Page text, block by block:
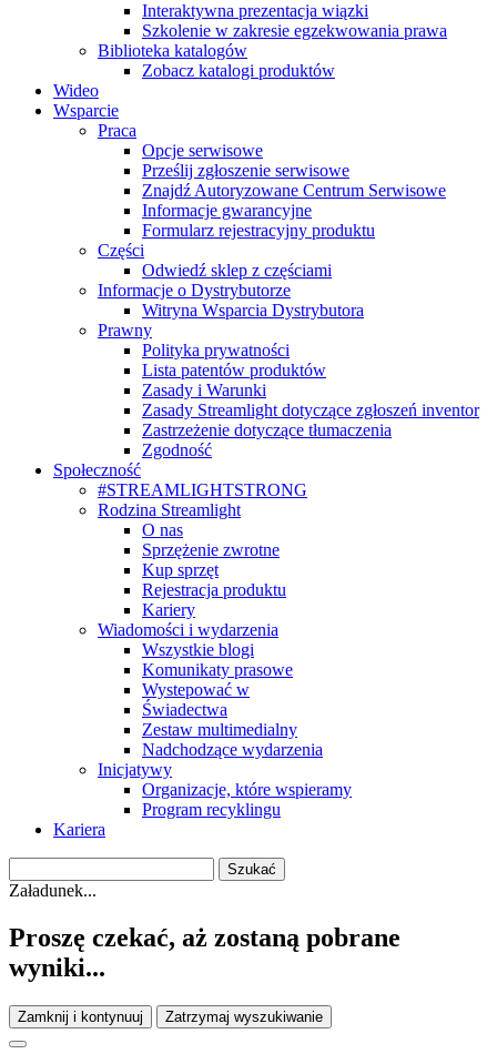
Interaktywna prezentacja wiązki
Szkolenie w zakresie egzekwowania prawa
Biblioteka katalogów
Zobacz katalogi produktów
Wideo
Wsparcie
Praca
Opcje serwisowe
Prześlij zgłoszenie serwisowe
Znajdź Autoryzowane Centrum Serwisowe
Informacje gwarancyjne
Formularz rejestracyjny produktu
Części
Odwiedź sklep z częściami
Informacje o Dystrybutorze
Witryna Wsparcia Dystrybutora
Prawny
Polityka prywatności
Lista patentów produktów
Zasady i Warunki
Zasady Streamlight dotyczące zgłoszeń inventor
Zastrzeżenie dotyczące tłumaczenia
Zgodność
Społeczność
#STREAMLIGHTSTRONG
Rodzina Streamlight
O nas
Sprzężenie zwrotne
Kup sprzęt
Rejestracja produktu
Kariery
Wiadomości i wydarzenia
Wszystkie blogi
Komunikaty prasowe
Wystepować w
Świadectwa
Zestaw multimedialny
Nadchodzące wydarzenia
Inicjatywy
Organizacje, które wspieramy
Program recyklingu
Kariera
Załadunek...
Proszę czekać, aż zostaną pobrane
wyniki...
Zamknij i kontynuuj Zatrzymaj wyszukiwanie